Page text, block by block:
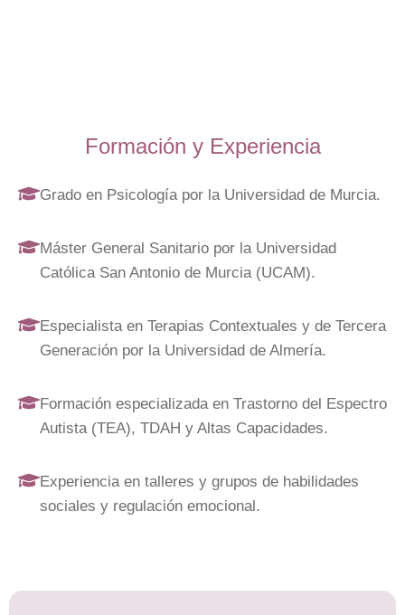
Formación y Experiencia
Grado en Psicología por la Universidad de Murcia.
Máster General Sanitario por la Universidad
Católica San Antonio de Murcia (UCAM).
Especialista en Terapias Contextuales y de Tercera
Generación por la Universidad de Almería.
Formación especializada en Trastorno del Espectro
Autista (TEA), TDAH y Altas Capacidades.
Experiencia en talleres y grupos de habilidades
sociales y regulación emocional.